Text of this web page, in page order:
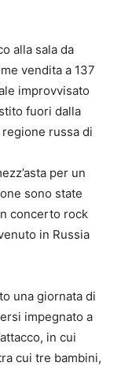
improvvisato
fuori dalla
russa di
per un
sono state
concerto rock
in Russia
una giornata di
impegnato a
in cui
cui tre bambini,